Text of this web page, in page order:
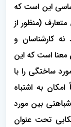
این است که
(منظور از
نه کارشناسان و
است که این
ساختگی را با
امکان به اشتباه
بین مورد
تحت عنوان